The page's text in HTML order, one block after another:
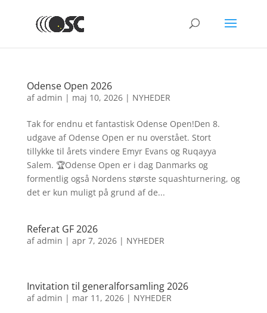
Odense Open 2026
afadmin | maj 10, 2026| NYHEDER
Tak for endnu et fantastisk Odense Open!Den 8.
udgave af Odense Open er nu overstået. Stort
tillykke til årets vindere Emyr Evans og Ruqayya
Salem. 🏆Odense Open er i dag Danmarks og
formentlig også Nordens største squashturnering, og
det er kun muligt på grund af de...
Referat GF 2026
afadmin | apr 7, 2026| NYHEDER
Invitation til generalforsamling 2026
afadmin | mar 11, 2026| NYHEDER